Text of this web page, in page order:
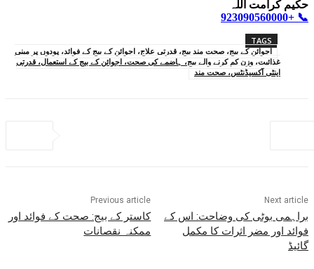
حکیم کرامت اللہ
📞 +923090560000
TAGS
اجوائن کے بیج، صحت مند بیج، قدرتی علاج، اجوائن کے بیج کے فوائد، پودوں پر مبنی
غذائیت، وزن کم کرنے والے بیج، ہاضمے کی صحت، اجوائن کے بیج کے استعمال، قدرتی
اینٹی آکسیڈنٹس، صحت مند
Previous article
کاستر کے بیج: صحت کے فوائد اور
ممکنہ نقصانات
Next article
براہمی بوٹی کی وضاحت: اس کے
فوائد اور مضر اثرات کا مکمل
گائیڈ